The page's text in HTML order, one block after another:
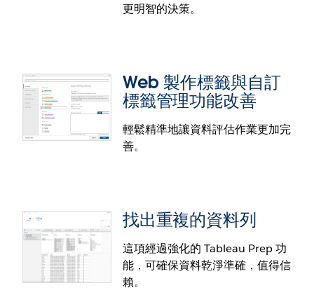
驗證設定經過改善，可避免使用者被鎖在帳戶外。這
更明智的決策。
在 Tableau Catalog 使用原生
Data Cloud 物件（資料湖物件、資料模型物件和已計
算洞察）現在是可在 Tableau Catalog 中原生存取的
不同實體。在搜尋結果、連線對話方塊與外部資產
中，都能輕鬆探索這類物件。
Web 製作標籤與自訂
標籤管理功能改善
輕鬆精準地讓資料評估作業更加完
善。
Web 製作標籤與自訂標籤管理功能改善
找出重複的資料列
這項經過強化的 Tableau Prep 功
能，可確保資料乾淨準確，值得信
賴。